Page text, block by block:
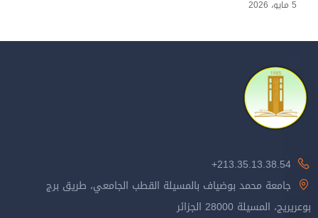
5 مايو، 2026
213.35.13.38.54+
جامعة محمد بوضياف بالمسيلة القطب الجامعي، طريق برج
بوعريريج، المسيلة 28000 الجزائر